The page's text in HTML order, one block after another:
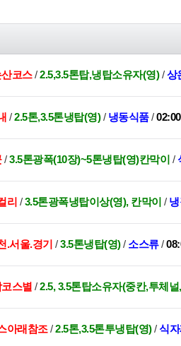
코스/2.5,3.5톤탑,냉탑소유자(영)/상
/2.5톤,3.5톤냉탑(영)/ 냉동식품/
/3.5톤광폭(10장)~5톤냉탑(영)칸막이 /
리 /3.5톤광폭냉탑이상(영), 칸막이 /
.서울.경기 /3.5톤냉탑(영)/ 소스류/
스별 /2.5, 3.5톤탑소유자(중칸,투체
아래참조/2.5톤,3.5톤투냉탑(영)/식자